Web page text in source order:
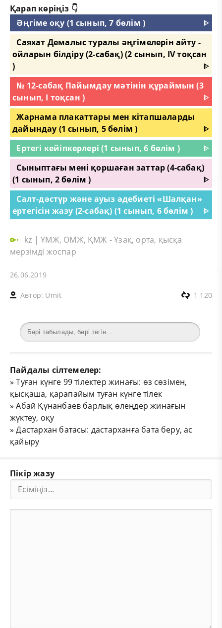
Қарап көріңіз 👇
Әңгіме оқу (1 сынып, 7 бөлім )
ᐈ
Саяхат Демалыс туралы әңгімелерін айту -
ойларын білдіру (2-сабақ) (2 сынып, IV тоқсан
)
ᐈ
№ 12-сабақ Пайымдау мәтінін құраймын (3
сынып, I тоқсан )
ᐈ
Жарнама плакаттары мен кітапшаларды
дайындау (1 сынып, 5 бөлім )
ᐈ
Ертегі кейіпкерлері (1 сынып, 6 бөлім )
ᐈ
Сыныптағы мені қоршаған заттар (4-сабақ)
(1 сынып, 2 бөлім )
ᐈ
Салт-дәстүр және ауыз әдебиеті «Шалқан»
ертегісін жазу (2-сабақ) (1 сынып, 6 бөлім )
ᐈ
kz |ҰМЖ, ОМЖ, ҚМЖ - Ұзақ, орта, қысқа
мерзімді жоспар
26.06.2019
Автор: Umit 1 120
Пайдалы сілтемелер:
»Туған күнге 99 тілектер жинағы: өз сөзімен,
қысқаша, қарапайым туған күнге тілек
»Абай Құнанбаев барлық өлеңдер жинағын
жүктеу, оқу
»Дастархан батасы: дастарханға бата беру, ас
қайыру
Пікір жазу